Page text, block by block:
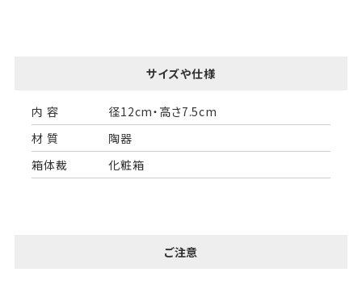
サイズや仕様
内 容
径12cm・高さ7.5cm
材 質
陶器
箱体裁
化粧箱
ご注意